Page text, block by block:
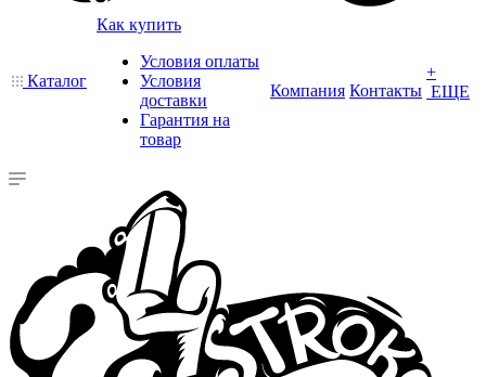
Каталог
Как купить
Условия оплаты
Условия
доставки
Гарантия на
товар
Компания Контакты
+
ЕЩЕ